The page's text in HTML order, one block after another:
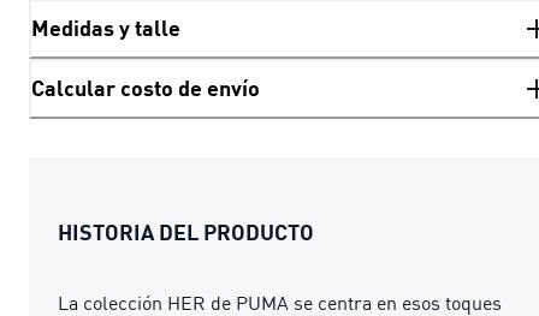
Medidas y talle
Calcular costo de envío
HISTORIA DEL PRODUCTO
La colección HER de PUMA se centra en esos toques